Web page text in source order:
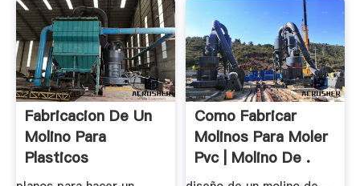
Fabricacion De Un
Molino Para
Plasticos
Como Fabricar
Molinos Para Moler
Pvc | Molino De .